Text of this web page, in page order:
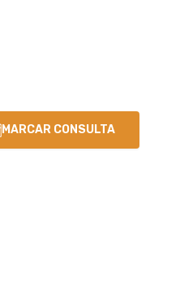
MARCAR CONSULTA